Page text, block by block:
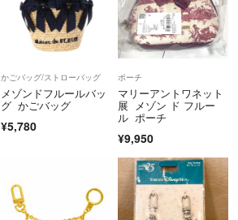
かごバッグ/ストローバッグ
メゾンドフルールバッ
グ かごバッグ
¥5,780
ポーチ
マリーアントワネット
展 メゾン ド フルー
ル ポーチ
¥9,950